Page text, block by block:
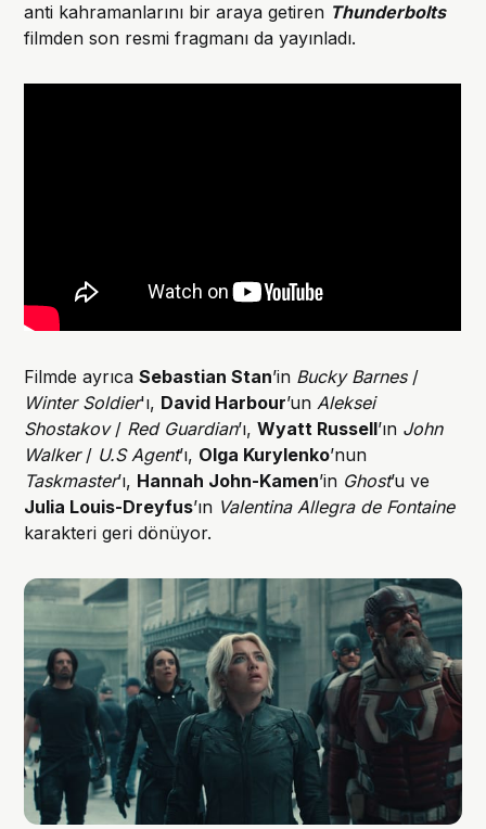
anti kahramanlarını bir araya getiren Thunderbolts
filmden son resmi fragmanı da yayınladı.
Filmde ayrıcaSebastian Stan’in Bucky Barnes /
Winter Soldier'ı, David Harbour’unAleksei
Shostakov / Red Guardian’ı,Wyatt Russell’ın John
Walker / U.S Agent’ı, Olga Kurylenko’nun
Taskmaster’ı, Hannah John-Kamen’in Ghost’u ve
Julia Louis-Dreyfus’ın Valentina Allegra de Fontaine
karakteri geri dönüyor.